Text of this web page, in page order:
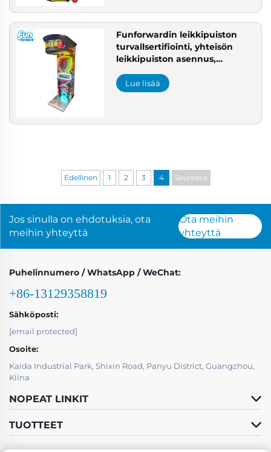
Funforwardin leikkipuiston
turvallsertifiointi, yhteisön
leikkipuiston asennus,
hankeratkaisu
Lue lisää
Edellinen 1 2 3 4 Seuraava
Jos sinulla on ehdotuksia, ota
meihin yhteyttä
Ota meihin
yhteyttä
Puhelinnumero / WhatsApp / WeChat:
+86-13129358819
Sähköposti:
[email protected]
Osoite:
Kaida Industrial Park, Shixin Road, Panyu District, Guangzhou,
Kiina
NOPEAT LINKIT
TUOTTEET